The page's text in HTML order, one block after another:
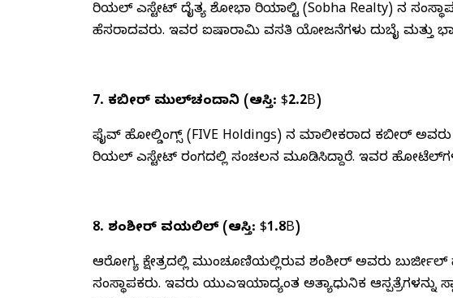
ರಿಯಲ್ ಎಸ್ಟೇಟ್ ದೈತ್ಯ ಶೋಭಾ ರಿಯಾಲ್ಟಿ (Sobha Realty) ನ
ಹೆಸರಾದವರು. ಇವರ ಐಷಾರಾಮಿ ವಸತಿ ಯೋಜನೆಗಳು ದುಬೈ ಮತ್ತು
7. ಕಬೀರ್ ಮುಲ್‌ಚಂದಾನಿ (ಆಸ್ತಿ: $2.2B)
ಫೈವ್ ಹೋಲ್ಡಿಂಗ್ಸ್ (FIVE Holdings) ನ ಮಾಲೀಕರಾದ ಕಬೀರ್
ರಿಯಲ್ ಎಸ್ಟೇಟ್ ರಂಗದಲ್ಲಿ ಸಂಚಲನ ಮೂಡಿಸಿದ್ದಾರೆ. ಇವರ
8. ಶಂಶೀರ್ ವಯಲಿಲ್ (ಆಸ್ತಿ: $1.8B)
ಆರೋಗ್ಯ ಕ್ಷೇತ್ರದಲ್ಲಿ ಮುಂಚೂಣಿಯಲ್ಲಿರುವ ಶಂಶೀರ್ ಅವರು ಬುರ್ಜೀಲ್
ಸಂಸ್ಥಾಪಕರು. ಇವರು ಯುಎಇಯಾದ್ಯಂತ ಅತ್ಯಾಧುನಿಕ